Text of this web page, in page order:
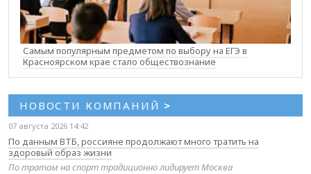
Самым популярным предметом по выбору на ЕГЭ в
Красноярском крае стало обществознание
НОВОСТИ КОМПАНИЙ >
07 августа 2026 14:42
По данным ВТБ, россияне продолжают много тратить на
здоровый образ жизни
По тратам на спорт традиционно лидирует Москва